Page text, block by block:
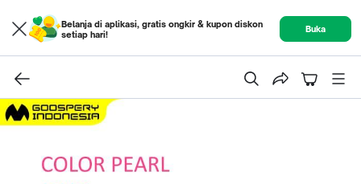
Belanja di aplikasi, gratis ongkir & kupon diskon
setiap hari!
Buka